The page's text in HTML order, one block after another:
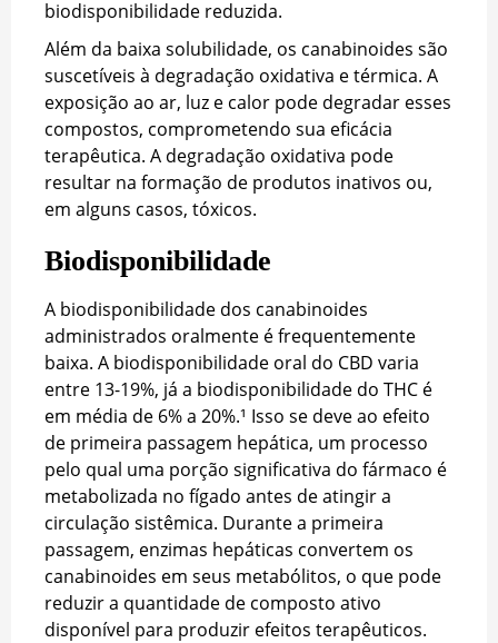
biodisponibilidade reduzida.
Além da baixa solubilidade, os canabinoides são
suscetíveis à degradação oxidativa e térmica. A
exposição ao ar, luz e calor pode degradar esses
compostos, comprometendo sua eficácia
terapêutica. A degradação oxidativa pode
resultar na formação de produtos inativos ou,
em alguns casos, tóxicos.
Biodisponibilidade
A biodisponibilidade dos canabinoides
administrados oralmente é frequentemente
baixa. A biodisponibilidade oral do CBD varia
entre 13-19%, já a biodisponibilidade do THC é
em média de 6% a 20%.¹ Isso se deve ao efeito
de primeira passagem hepática, um processo
pelo qual uma porção significativa do fármaco é
metabolizada no fígado antes de atingir a
circulação sistêmica. Durante a primeira
passagem, enzimas hepáticas convertem os
canabinoides em seus metabólitos, o que pode
reduzir a quantidade de composto ativo
disponível para produzir efeitos terapêuticos.